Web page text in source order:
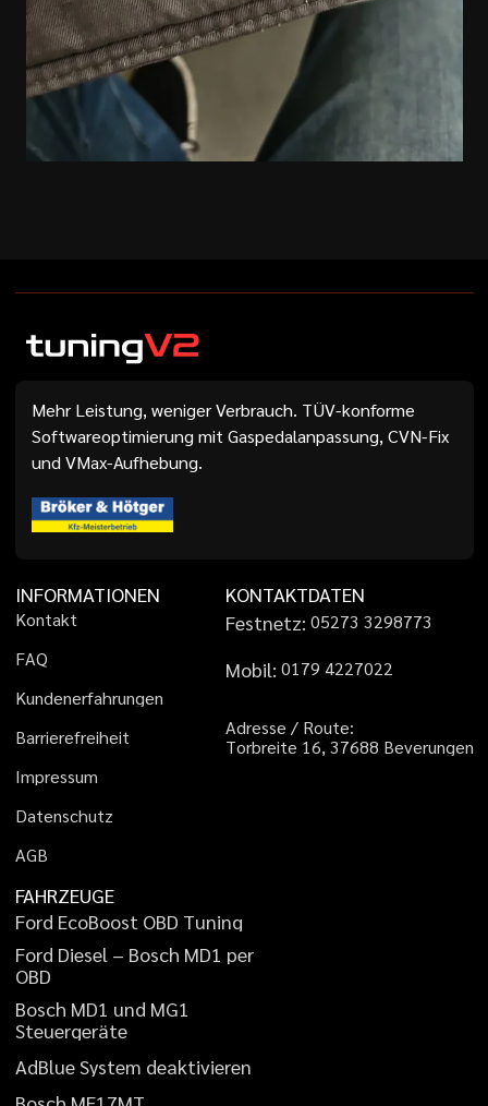
Mehr Leistung, weniger Verbrauch. TÜV-konforme
Softwareoptimierung mit Gaspedalanpassung, CVN-Fix
und VMax-Aufhebung.
INFORMATIONEN
Kontakt
FAQ
Kundenerfahrungen
Barrierefreiheit
Impressum
Datenschutz
AGB
KONTAKTDATEN
Festnetz: 05273 3298773
Mobil: 01 79 4227022
Adresse / Route:
Torbreite 16, 37688 Beverungen
FAHRZEUGE
Ford EcoBoost OBD Tuning
Ford Diesel – Bosch MD1 per
OBD
Bosch MD1 und MG1
Steuergeräte
AdBlueSystem deaktivieren